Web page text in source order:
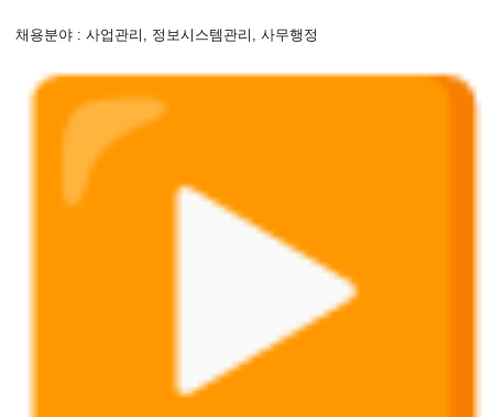
채용분야 : 사업관리, 정보시스템관리, 사무행정